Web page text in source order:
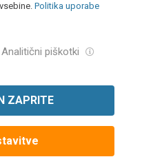
spletni trgovini Extra Lux so
DDV-ja.
pridržane |
Politika uporabe
Politika uporabe
Analitični piškotki
ZAPRITE